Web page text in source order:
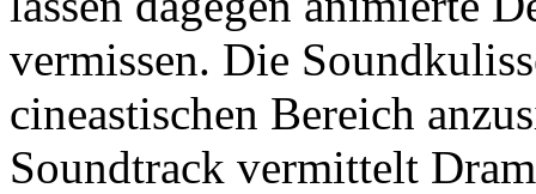
vermissen. Die
cineastischen Bereich
Soundtrack vermittelt